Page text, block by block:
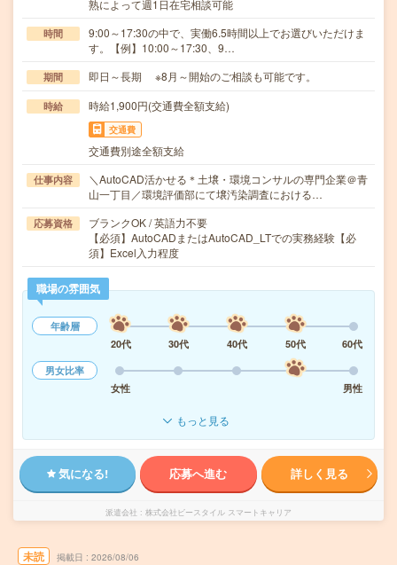
熟によって週1日在宅相談可能
時間
9:00～17:30の中で、実働6.5時間以上でお選びいただけま
す。【例】10:00～17:30、9…
期間 即日～長期 ※8月～開始のご相談も可能です。
時給 時給1,900円(交通費全額支給)
交通費
交通費別途全額支給
仕事内容
＼AutoCAD活かせる＊土壌・環境コンサルの専門企業＠青
山一丁目／環境評価部にて壌汚染調査における…
応募資格
ブランクOK / 英語力不要
【必須】AutoCADまたはAutoCAD_LTでの実務経験【必
須】Excel入力程度
職場の雰囲気
年齢層
20代
30代 40代 50代
60代
男女比率
女性
男性
もっと見る
気になる! 応募へ進む 詳しく見る
派遣会社 株式会社ビースタイル スマートキャリア
未読 掲載日 2026/08/06